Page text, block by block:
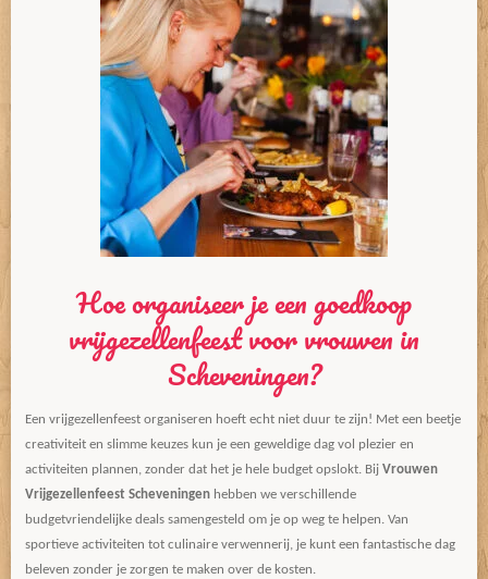
Hoe organiseer je een goedkoop
vrijgezellenfeest voor vrouwen in
Scheveningen?
Een vrijgezellenfeest organiseren hoeft echt niet duur te zijn! Met een beetje
creativiteit en slimme keuzes kun je een geweldige dag vol plezier en
activiteiten plannen, zonder dat het je hele budget opslokt. Bij Vrouwen
Vrijgezellenfeest Scheveningen hebben we verschillende
budgetvriendelijke deals samengesteld om je op weg te helpen. Van
sportieve activiteiten tot culinaire verwennerij, je kunt een fantastische dag
beleven zonder je zorgen te maken over de kosten.